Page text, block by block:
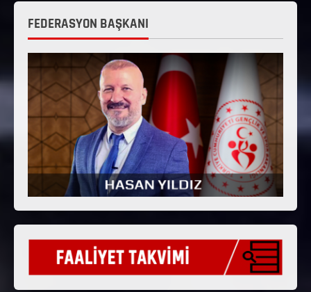
FEDERASYON BAŞKANI